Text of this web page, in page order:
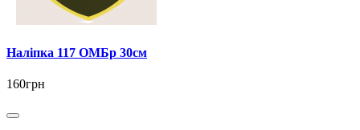
Наліпка 117 ОМБр 30см
160грн